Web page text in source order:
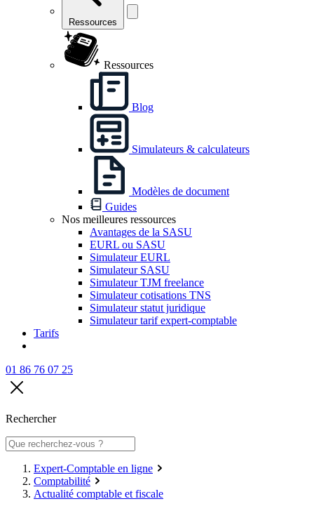
Ressources
Ressources
Blog
Simulateurs & calculateurs
Modèles de document
Guides
Nos meilleures ressources
Avantages de la SASU
EURL ou SASU
Simulateur EURL
Simulateur SASU
Simulateur TJM freelance
Simulateur cotisations TNS
Simulateur statut juridique
Simulateur tarif expert-comptable
Tarifs
01 86 76 07 25
Rechercher
Expert-Comptable en ligne
Comptabilité
Actualité comptable et fiscale